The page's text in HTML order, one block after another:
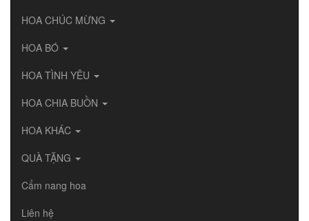
HOA CHÚC MỪNG
HOA BÓ
HOA TÌNH YÊU
HOA CHIA BUỒN
HOA KHÁC
QUÀ TẶNG
Cẩm nang hoa
Liên hệ